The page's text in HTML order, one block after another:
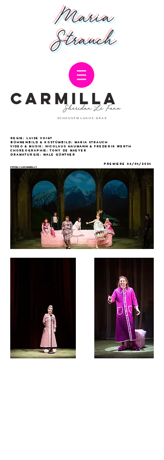
Maria
Strauch
Carmilla
Sheridan Le Fanu
Schauspielhaus Graz
Regie: Luise Voigt
Bühnenbild & Kostümbild: Maria Strauch
Video & Musik: Nicolaus Haumann & Frederik Werth
Choreographie: Tony De Maeyer
Dramaturgie: Male Günther
Premiere 06/04/2024
FOTOS: © LEX KARELLY